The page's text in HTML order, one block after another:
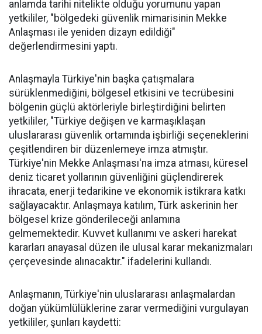
anlamda tarihi nitelikte olduğu yorumunu yapan
yetkililer, "bölgedeki güvenlik mimarisinin Mekke
Anlaşması ile yeniden dizayn edildiği"
değerlendirmesini yaptı.
Anlaşmayla Türkiye'nin başka çatışmalara
sürüklenmediğini, bölgesel etkisini ve tecrübesini
bölgenin güçlü aktörleriyle birleştirdiğini belirten
yetkililer, "Türkiye değişen ve karmaşıklaşan
uluslararası güvenlik ortamında işbirliği seçeneklerini
çeşitlendiren bir düzenlemeye imza atmıştır.
Türkiye'nin Mekke Anlaşması'na imza atması, küresel
deniz ticaret yollarının güvenliğini güçlendirerek
ihracata, enerji tedarikine ve ekonomik istikrara katkı
sağlayacaktır. Anlaşmaya katılım, Türk askerinin her
bölgesel krize gönderileceği anlamına
gelmemektedir. Kuvvet kullanımı ve askeri harekat
kararları anayasal düzen ile ulusal karar mekanizmaları
çerçevesinde alınacaktır." ifadelerini kullandı.
Anlaşmanın, Türkiye'nin uluslararası anlaşmalardan
doğan yükümlülüklerine zarar vermediğini vurgulayan
yetkililer, şunları kaydetti: